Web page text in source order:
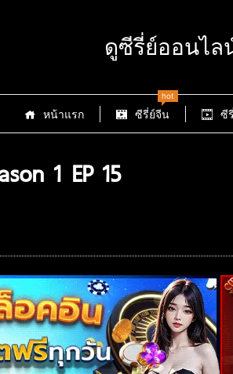
ดูซีรี่ย์ออนไล
หน้าแรก ซีรี่ย์จีน
hot
ซี
1 EP 15